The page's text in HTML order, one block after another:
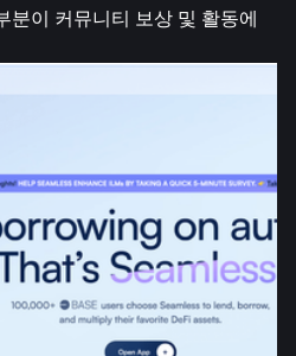
분이 커뮤니티 보상 및 활동에